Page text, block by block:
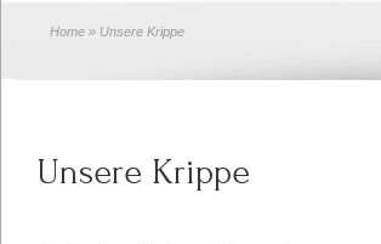
Home » Unsere Krippe
Unsere Krippe